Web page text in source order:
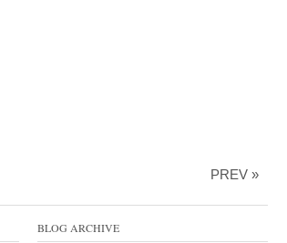
PREV »
BLOG ARCHIVE